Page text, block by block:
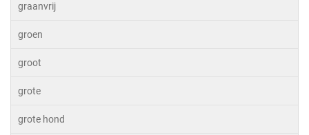
graanvrij
groen
groot
grote
grote hond